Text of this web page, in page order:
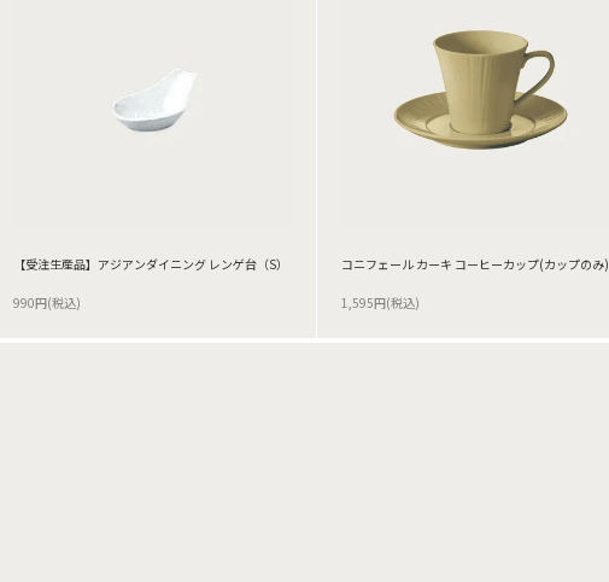
【受注生産品】アジアンダイニング レンゲ台（S）
990円(税込)
コニフェール カーキ コーヒーカップ(カップのみ)
1,595円(税込)